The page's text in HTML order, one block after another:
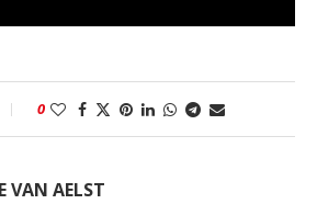
0
VAN AELST